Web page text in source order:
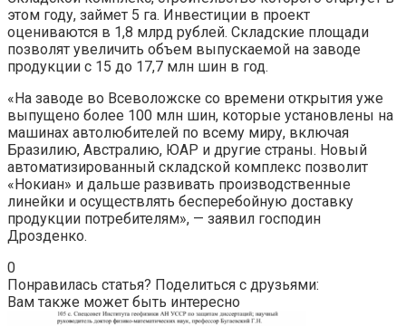
этом году, займет 5 га. Инвестиции в проект
оцениваются в 1,8 млрд рублей. Складские площади
позволят увеличить объем выпускаемой на заводе
продукции с 15 до 17,7 млн шин в год.
«На заводе во Всеволожске со времени открытия уже
выпущено более 100 млн шин, которые установлены на
машинах автолюбителей по всему миру, включая
Бразилию, Австралию, ЮАР и другие страны. Новый
автоматизированный складской комплекс позволит
«Нокиан» и дальше развивать производственные
линейки и осуществлять бесперебойную доставку
продукции потребителям», — заявил господин
Дрозденко.
0
Понравилась статья? Поделиться с друзьями:
Вам также может быть интересно